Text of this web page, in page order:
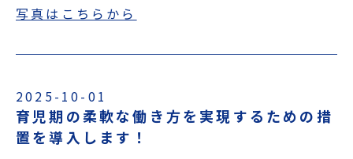
写真はこちらから
2025-10-01
育児期の柔軟な働き方を実現するための措
置を導入します！